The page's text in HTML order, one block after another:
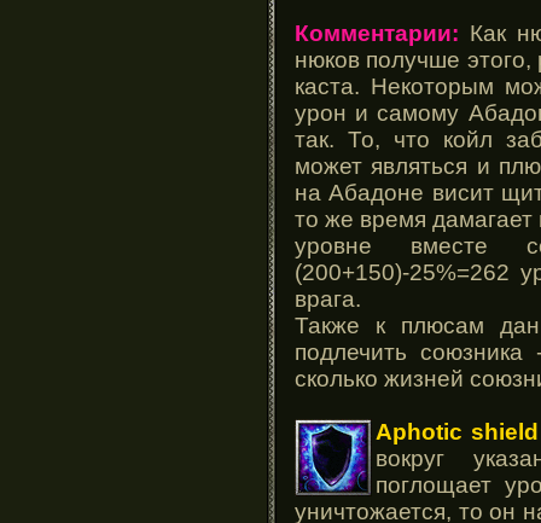
Комментарии: Как
нюков получше этого,
каста. Некоторым
урон и самому
так. То, что койл
может являться и
на Абадоне висит
то же время дамагает
уровне вместе
(200+150)-25%=262
врага.
Также к плюсам
подлечить
сколько жизней
Aphotic shield
вокруг
поглощает
уничтожается, то он